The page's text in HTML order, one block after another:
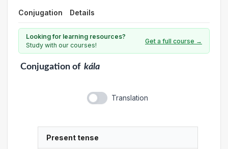
Conjugation Details
Looking for learning resources?
Study with our courses!
Get a full course →
Conjugationof kála
Translation
Present tense